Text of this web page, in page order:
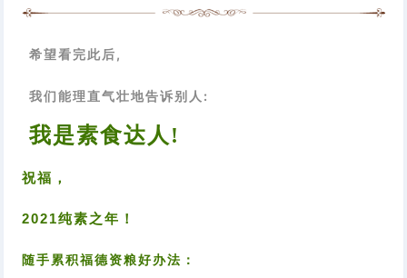
希望看完此后,
我们能理直气壮地告诉别人:
我是素食达人!
祝福，
2021纯素之年！
随手累积福德资粮好办法：